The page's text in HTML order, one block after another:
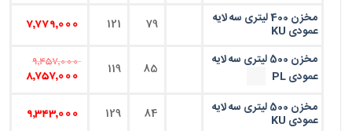
مخزن 400 لیتری سه لایه
عمودی KU 79
121
7,779,000
مخزن 500 لیتری سه لایه
عمودی PL
85
119
9,457,000
8,757,000
مخزن 500 لیتری سه لایه
عمودی KU 84
129
9,343,000